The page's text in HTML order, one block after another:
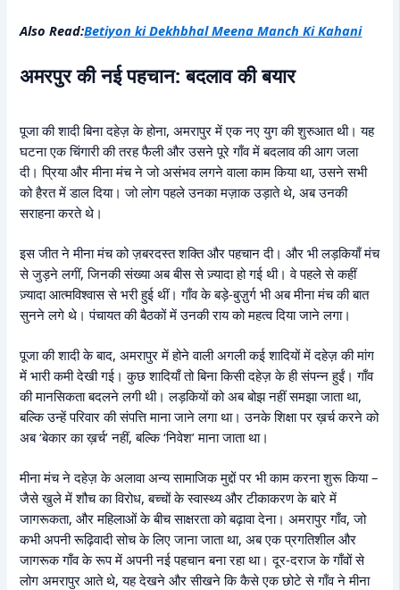
Also Read:Betiyon ki Dekhbhal Meena Manch Ki Kahani
अमरपुर की नई पहचान: बदलाव की बयार
पूजा की शादी बिना दहेज़ के होना, अमरापुर में एक नए युग की शुरुआत थी। यह
घटना एक चिंगारी की तरह फैली और उसने पूरे गाँव में बदलाव की आग जला
दी। प्रिया और मीना मंच ने जो असंभव लगने वाला काम किया था, उसने सभी
को हैरत में डाल दिया। जो लोग पहले उनका मज़ाक उड़ाते थे, अब उनकी
सराहना करते थे।
इस जीत ने मीना मंच को ज़बरदस्त शक्ति और पहचान दी। और भी लड़कियाँ मंच
से जुड़ने लगीं, जिनकी संख्या अब बीस से ज़्यादा हो गई थी। वे पहले से कहीं
ज़्यादा आत्मविश्वास से भरी हुई थीं। गाँव के बड़े-बुज़ुर्ग भी अब मीना मंच की बात
सुनने लगे थे। पंचायत की बैठकों में उनकी राय को महत्व दिया जाने लगा।
पूजा की शादी के बाद, अमरापुर में होने वाली अगली कई शादियों में दहेज़ की मांग
में भारी कमी देखी गई। कुछ शादियाँ तो बिना किसी दहेज़ के ही संपन्न हुईं। गाँव
की मानसिकता बदलने लगी थी। लड़कियों को अब बोझ नहीं समझा जाता था,
बल्कि उन्हें परिवार की संपत्ति माना जाने लगा था। उनके शिक्षा पर ख़र्च करने को
अब ‘बेकार का ख़र्च’ नहीं, बल्कि ‘निवेश’ माना जाता था।
मीना मंच ने दहेज़ के अलावा अन्य सामाजिक मुद्दों पर भी काम करना शुरू किया –
जैसे खुले में शौच का विरोध, बच्चों के स्वास्थ्य और टीकाकरण के बारे में
जागरूकता, और महिलाओं के बीच साक्षरता को बढ़ावा देना। अमरापुर गाँव, जो
कभी अपनी रूढ़िवादी सोच के लिए जाना जाता था, अब एक प्रगतिशील और
जागरूक गाँव के रूप में अपनी नई पहचान बना रहा था। दूर-दराज के गाँवों से
लोग अमरापुर आते थे, यह देखने और सीखने कि कैसे एक छोटे से गाँव ने मीना